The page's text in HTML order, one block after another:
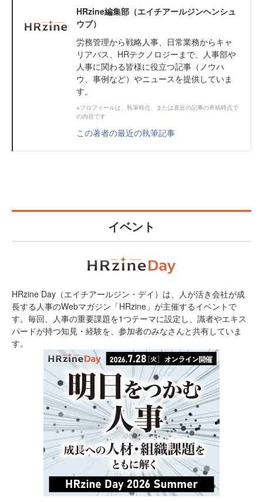
HRzine編集部（エイチアールジンヘンシュ
ウブ）
労務管理から戦略人事、日常業務からキャ
リアパス、HRテクノロジーまで、人事部や
人事に関わる皆様に役立つ記事（ノウハ
ウ、事例など）やニュースを提供していま
す。
※プロフィールは、執筆時点、または直近の記事の寄稿時点で
の内容です
この著者の最近の執筆記事
イベント
HRzine Day（エイチアールジン・デイ）は、人が活き会社が成
長する人事のWebマガジン「HRzine」が主催するイベントで
す。毎回、人事の重要課題を1つテーマに設定し、識者やエキス
パードが持つ知見・経験を、参加者のみなさんと共有していま
す。